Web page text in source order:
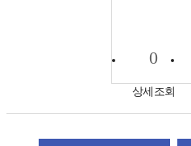
0
상세조회